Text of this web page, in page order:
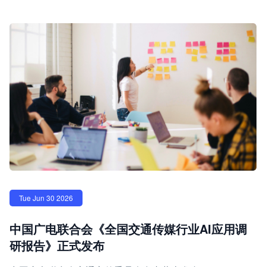
Tue Jun 30 2026
中国广电联合会《全国交通传媒行业AI应用调
研报告》正式发布